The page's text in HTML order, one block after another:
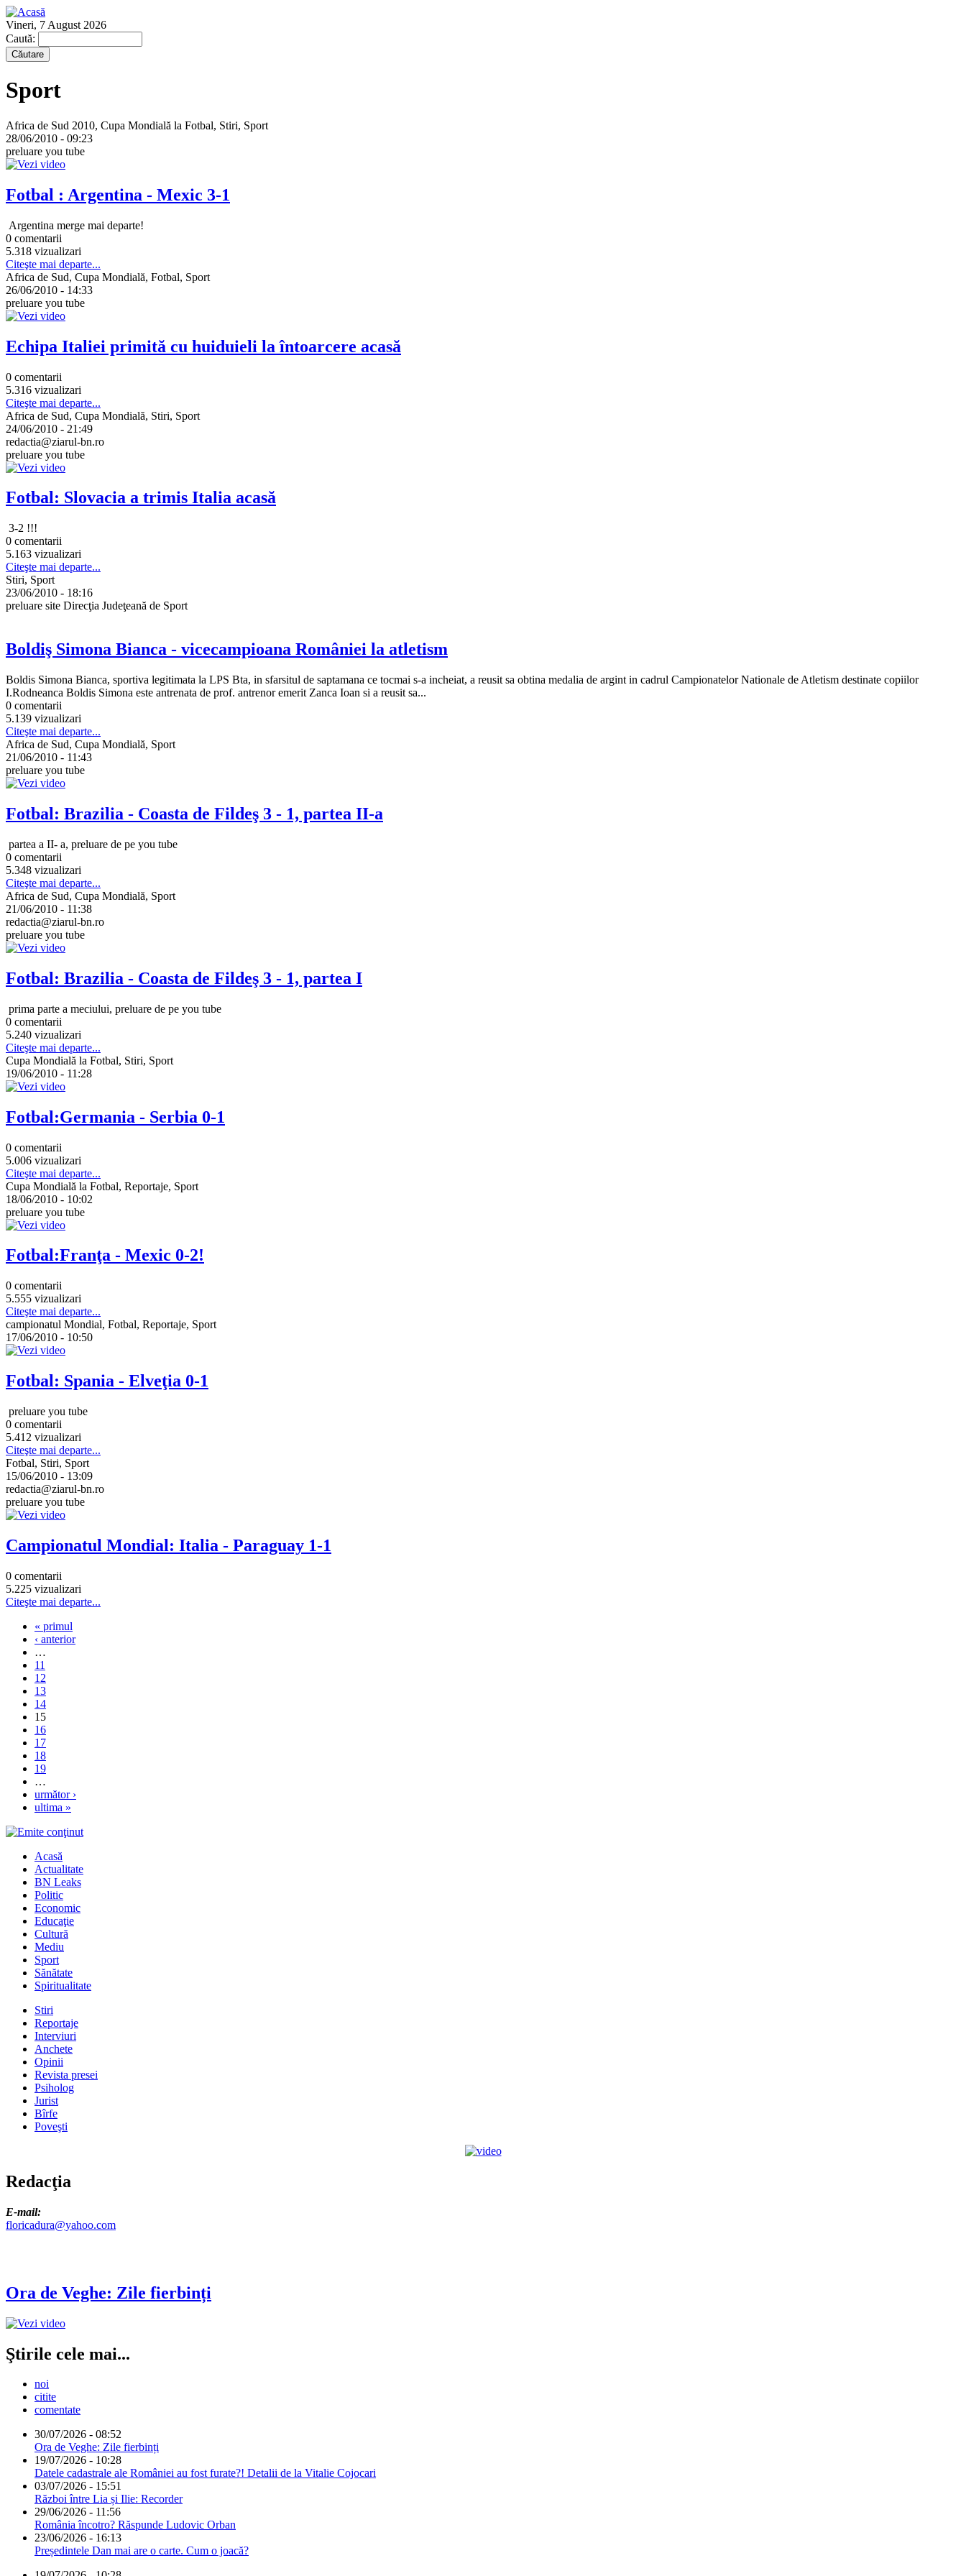
Vineri, 7 August 2026
Caută:
Sport
Africa de Sud 2010, Cupa Mondială la Fotbal, Stiri, Sport
28/06/2010 - 09:23
preluare you tube
Fotbal : Argentina - Mexic 3-1
Argentina merge mai departe!
0 comentarii
5.318 vizualizari
Citeşte mai departe...
Africa de Sud, Cupa Mondială, Fotbal, Sport
26/06/2010 - 14:33
preluare you tube
Echipa Italiei primită cu huiduieli la întoarcere acasă
0 comentarii
5.316 vizualizari
Citeşte mai departe...
Africa de Sud, Cupa Mondială, Stiri, Sport
24/06/2010 - 21:49
redactia@ziarul-bn.ro
preluare you tube
Fotbal: Slovacia a trimis Italia acasă
3-2 !!!
0 comentarii
5.163 vizualizari
Citeşte mai departe...
Stiri, Sport
23/06/2010 - 18:16
preluare site Direcţia Judeţeană de Sport
Boldiş Simona Bianca - vicecampioana României la atletism
Boldis Simona Bianca, sportiva legitimata la LPS Bta, in sfarsitul de saptamana ce tocmai s-a incheiat, a reusit sa obtina medalia de argint in cadrul Campionatelor Nationale de Atletism destinate copiilor
I.Rodneanca Boldis Simona este antrenata de prof. antrenor emerit Zanca Ioan si a reusit sa...
0 comentarii
5.139 vizualizari
Citeşte mai departe...
Africa de Sud, Cupa Mondială, Sport
21/06/2010 - 11:43
preluare you tube
Fotbal: Brazilia - Coasta de Fildeş 3 - 1, partea II-a
partea a II- a, preluare de pe you tube
0 comentarii
5.348 vizualizari
Citeşte mai departe...
Africa de Sud, Cupa Mondială, Sport
21/06/2010 - 11:38
redactia@ziarul-bn.ro
preluare you tube
Fotbal: Brazilia - Coasta de Fildeş 3 - 1, partea I
prima parte a meciului, preluare de pe you tube
0 comentarii
5.240 vizualizari
Citeşte mai departe...
Cupa Mondială la Fotbal, Stiri, Sport
19/06/2010 - 11:28
Fotbal:Germania - Serbia 0-1
0 comentarii
5.006 vizualizari
Citeşte mai departe...
Cupa Mondială la Fotbal, Reportaje, Sport
18/06/2010 - 10:02
preluare you tube
Fotbal:Franţa - Mexic 0-2!
0 comentarii
5.555 vizualizari
Citeşte mai departe...
campionatul Mondial, Fotbal, Reportaje, Sport
17/06/2010 - 10:50
Fotbal: Spania - Elveţia 0-1
preluare you tube
0 comentarii
5.412 vizualizari
Citeşte mai departe...
Fotbal, Stiri, Sport
15/06/2010 - 13:09
redactia@ziarul-bn.ro
preluare you tube
Campionatul Mondial: Italia - Paraguay 1-1
0 comentarii
5.225 vizualizari
Citeşte mai departe...
« primul
‹ anterior
…
11
12
13
14
15
16
17
18
19
…
următor ›
ultima »
Acasă
Actualitate
BN Leaks
Politic
Economic
Educaţie
Cultură
Mediu
Sport
Sănătate
Spiritualitate
Stiri
Reportaje
Interviuri
Anchete
Opinii
Revista presei
Psiholog
Jurist
Bîrfe
Poveşti
Redacţia
E-mail:
floricadura@yahoo.com
Ora de Veghe: Zile fierbinți
Ştirile cele mai...
noi
citite
comentate
30/07/2026 - 08:52
Ora de Veghe: Zile fierbinți
19/07/2026 - 10:28
Datele cadastrale ale României au fost furate?! Detalii de la Vitalie Cojocari
03/07/2026 - 15:51
Război între Lia și Ilie: Recorder
29/06/2026 - 11:56
România încotro? Răspunde Ludovic Orban
23/06/2026 - 16:13
Președintele Dan mai are o carte. Cum o joacă?